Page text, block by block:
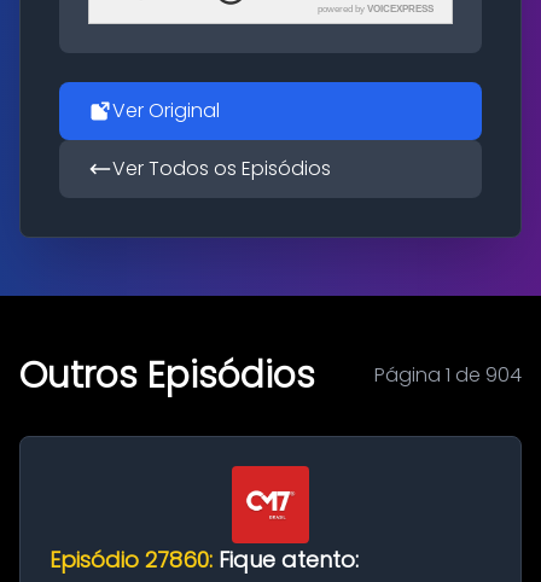
powered by VOICEXPRESS
Ver Original
Ver Todos os Episódios
Outros Episódios Página 1 de 904
Episódio 27860: Fique atento: